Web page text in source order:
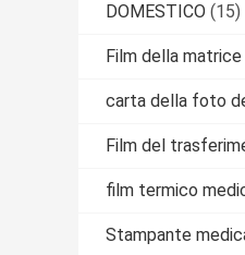
DOMESTICO (15)
Film della
carta della foto
Film del
film termico
Stampante